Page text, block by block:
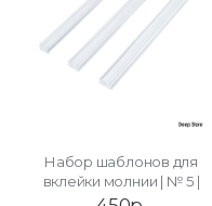
Набор шаблонов для
вклейки молнии | № 5 |